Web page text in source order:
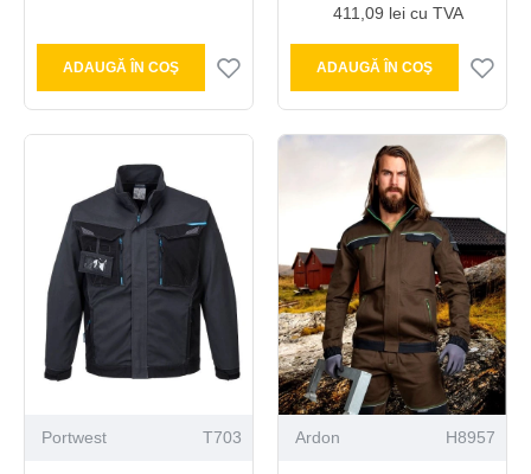
ADAUGĂ ÎN COŞ
411,09 lei cu TVA
ADAUGĂ ÎN COŞ
Portwest T703 Ardon H8957